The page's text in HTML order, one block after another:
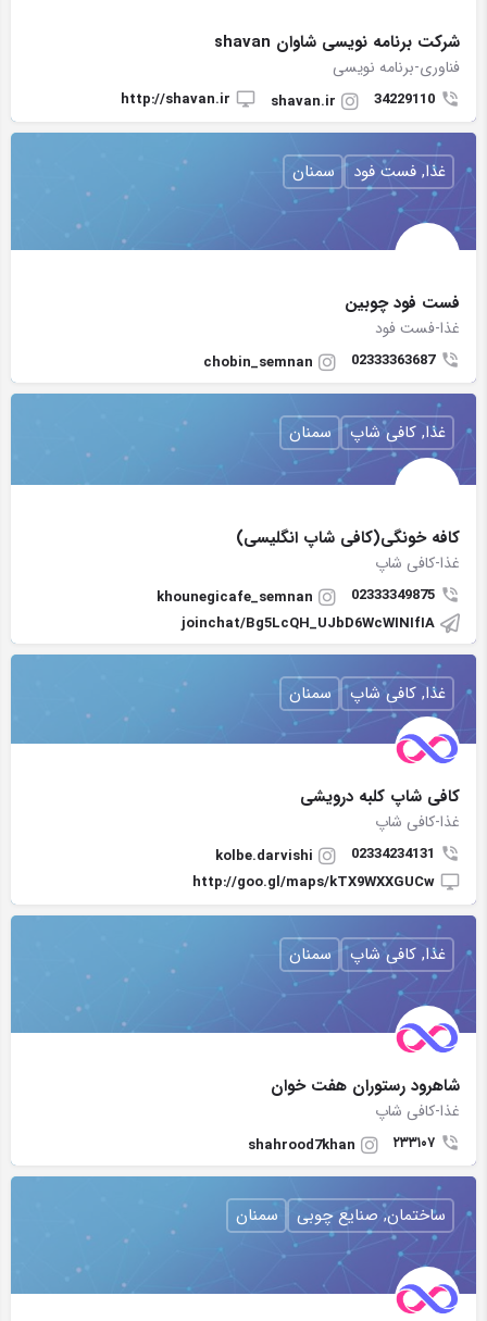
شرکت برنامه نویسی شاوان shavan
فناوری-برنامه نویسی
34229110
shavan.ir
http://shavan.ir
فست فود چوبین
غذا-فست فود
02333363687
chobin_semnan
غذا, فست فود سمنان
کافه خونگی(کافی شاپ انگلیسی)
غذا-کافی شاپ
02333349875
khounegicafe_semnan
joinchat/Bg5LcQH_UJbD6WcWINIfIA
غذا, کافی شاپ سمنان
کافی شاپ کلبه درویشی
غذا-کافی شاپ
02334234131
kolbe.darvishi
http://goo.gl/maps/kTX9WXXGUCw
غذا, کافی شاپ سمنان
شاهرود رستوران هفت خوان
غذا-کافی شاپ
۲۳۳۱۰۷ shahrood7khan
غذا, کافی شاپ سمنان
ساختمان, صنایع چوبی سمنان